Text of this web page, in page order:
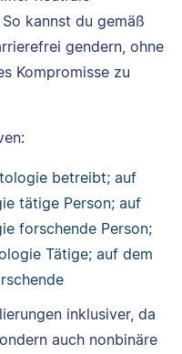
kannst du gemäß
gendern, ohne
Kompromisse zu
betreibt; auf
tätige Person; auf
forschende Person;
Tätige; auf dem
inklusiver, da
auch nonbinäre